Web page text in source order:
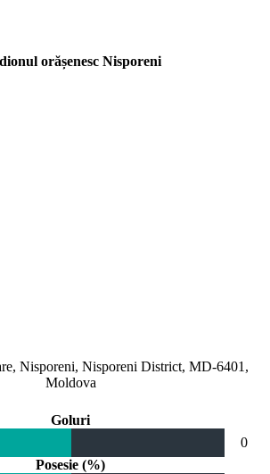
orășenesc Nisporeni
Nisporeni, Nisporeni District, MD-6401,
Moldova
Goluri
0
Posesie (%)